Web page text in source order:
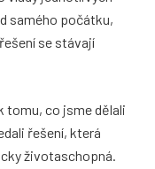
samého počátku,
se stávají
tomu, co jsme dělali
řešení, která
životaschopná.